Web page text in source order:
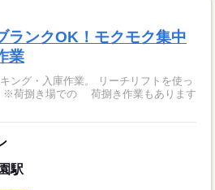
ランクOK！モクモク集中
業
業。 リーチリフトを使っ
駅